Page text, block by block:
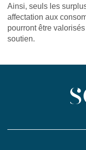
Ainsi, seuls les
affectation aux
pourront être
soutien.